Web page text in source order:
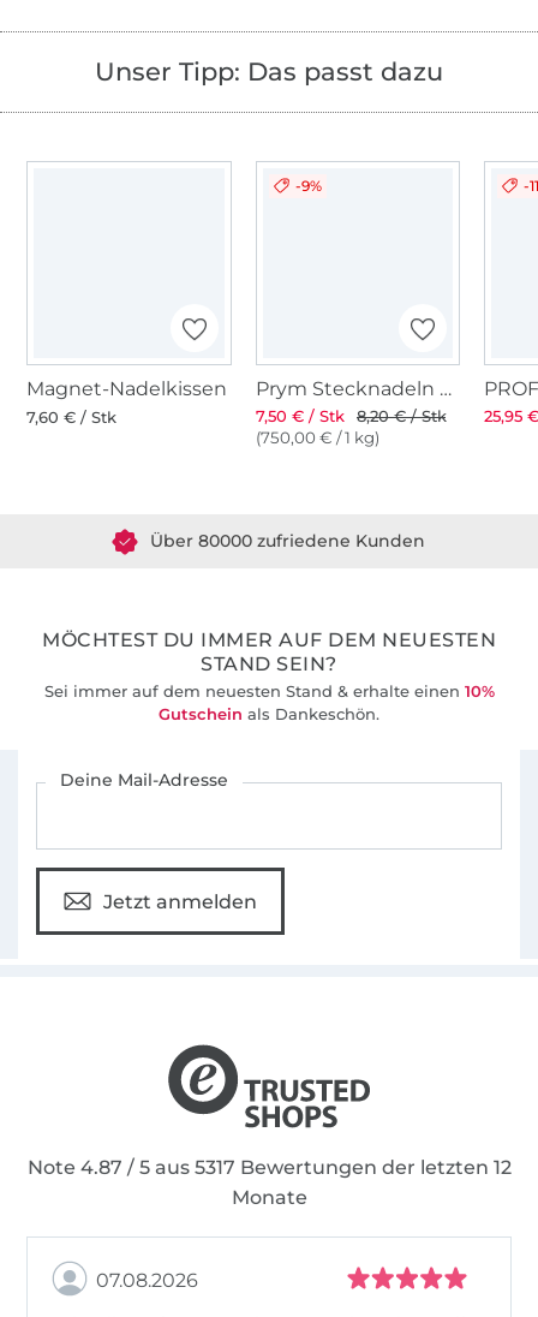
Unser Tipp: Das passt dazu
Magnet-Nadelkissen
7,60 € / Stk
-9%
Prym Stecknadeln mit Griff
7,50 € / Stk
8,20 € / Stk
(750,00 € / 1 kg)
-
25,95
MÖCHTEST DU IMMER AUF DEM NEUESTEN
STAND SEIN?
Sei immer auf dem neuesten Stand & erhalte einen 10%
Gutschein als Dankeschön.
Deine Mail-Adresse
Jetzt anmelden
Note 4.87 / 5 aus 5317 Bewertungen der letzten 12
Monate
07.08.2026